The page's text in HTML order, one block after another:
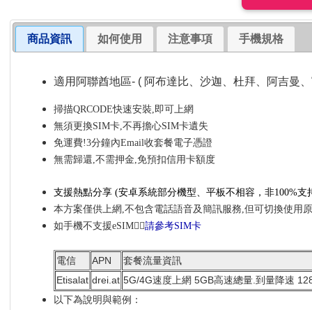
商品資訊 如何使用 注意事項 手機規格
適用阿聯酋地區- ( 阿布達比、沙迦、杜拜、阿吉曼
掃描QRCODE快速安裝,即可上網
無須更換SIM卡,不再擔心SIM卡遺失
免運費!3分鐘內Email收套餐電子憑證
無需歸還,不需押金,免預扣信用卡額度
支援熱點分享 (安卓系統部分機型、平板不相容，非100%支
本方案僅供上網,不包含電話語音及簡訊服務,但可切換使用
如手機不支援eSIM👉🏼請參考SIM卡
電信 APN
套餐流量資訊
Etisalat drei.at 5G/4G速度上網 5GB高速總量.到量降速
以下為說明與範例：